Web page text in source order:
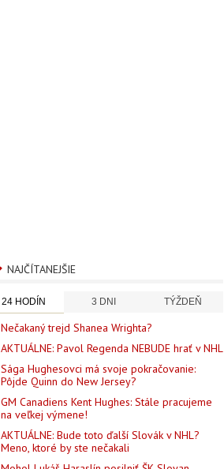
NAJČÍTANEJŠIE
24 HODÍN 3 DNI TÝŽDEŇ
Nečakaný trejd Shanea Wrighta?
AKTUÁLNE: Pavol Regenda NEBUDE hrať v NHL
Sága Hughesovci má svoje pokračovanie:
Pôjde Quinn do New Jersey?
GM Canadiens Kent Hughes: Stále pracujeme
na veľkej výmene!
AKTUÁLNE: Bude toto ďalší Slovák v NHL?
Meno, ktoré by ste nečakali